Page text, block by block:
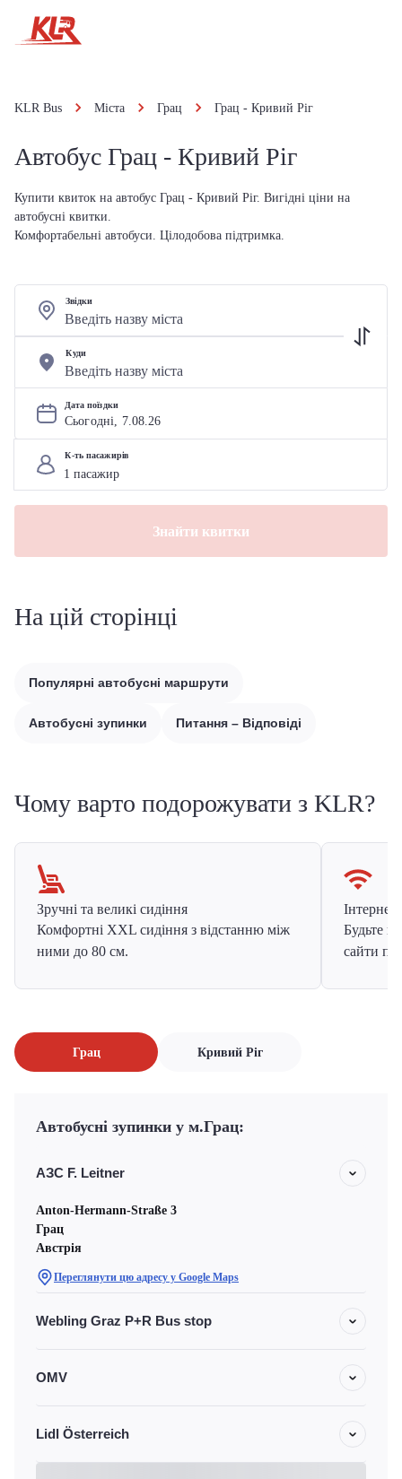
KLR Bus Міста Грац Грац - Кривий Ріг
Автобус Грац - Кривий Ріг
Купити квиток на автобус Грац - Кривий Ріг. Вигідні ціни на
автобусні квитки.
Комфортабельні автобуси. Цілодобова підтримка.
Звідки
Куди
Дата поїздки
Сьогодні, 7.08.26
К-ть пасажирів
Знайти квитки
На цій сторінці
Популярні автобусні маршрути
Автобусні зупинки Питання – Відповіді
Чому варто подорожувати з KLR?
Зручні та великі сидіння
Комфортні XXL сидіння з відстанню між
ними до 80 см.
Інтернет
Будьте
сайти
Грац Кривий Ріг
Автобусні зупинки у м.Грац:
АЗС F. Leitner
Anton-Hermann-Straße 3
Грац
Австрія
Переглянути цю адресу у Google Maps
Webling Graz P+R Bus stop
OMV
Lidl Österreich